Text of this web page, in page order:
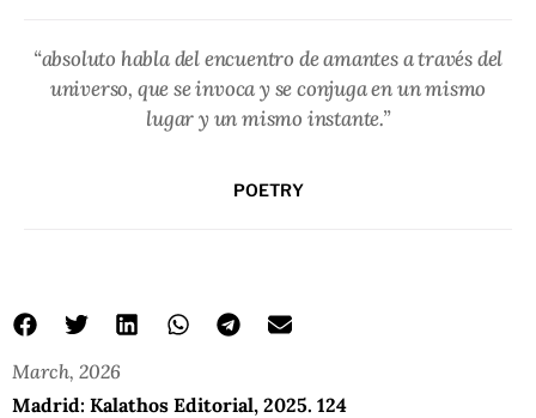
“absoluto habla del encuentro de amantes a través del
universo, que se invoca y se conjuga en un mismo
lugar y un mismo instante.”
POETRY
March, 2026
Madrid: Kalathos Editorial, 2025. 124